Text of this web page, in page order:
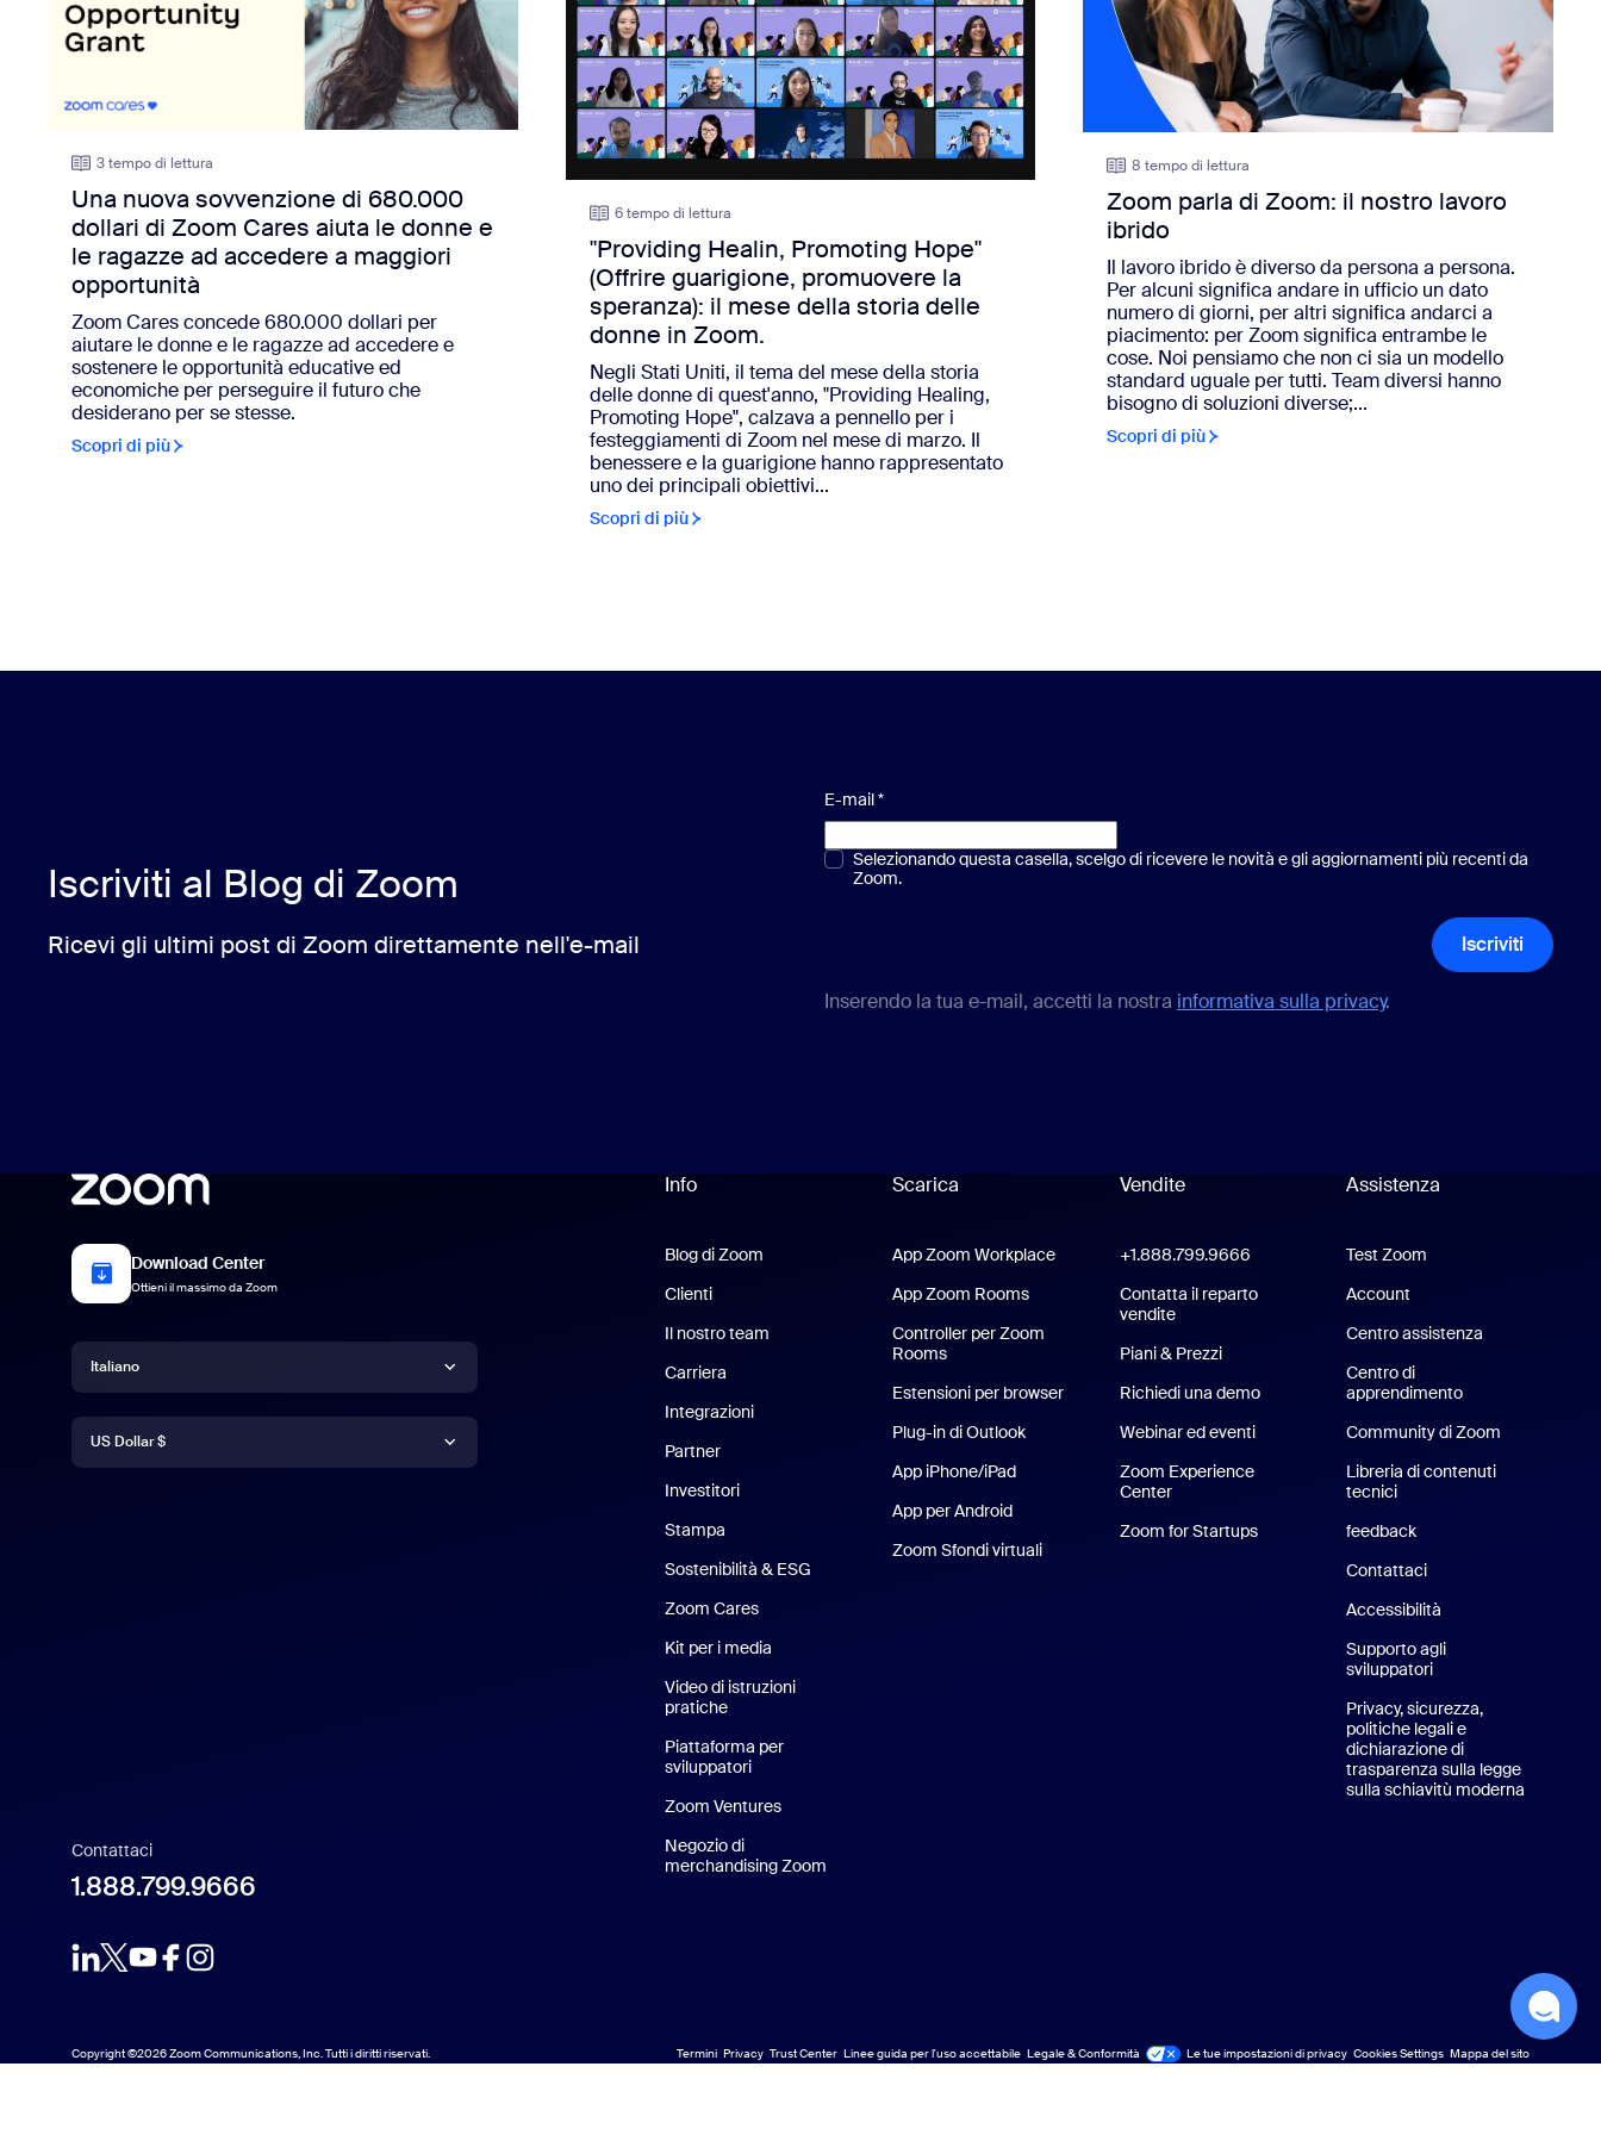
3 tempo di lettura
Una nuova sovvenzione di 680.000
dollari di Zoom Cares aiuta le donne e
le ragazze ad accedere a maggiori
opportunità
Zoom Cares concede 680.000 dollari per
aiutare le donne e le ragazze ad accedere e
sostenere le opportunità educative ed
economiche per perseguire il futuro che
desiderano per se stesse.
Scopri di più
6 tempo di lettura
"Providing Healin, Promoting Hope"
(Offrire guarigione, promuovere la
speranza): il mese della storia delle
donne in Zoom.
Negli Stati Uniti, il tema del mese della storia
delle donne di quest'anno, "Providing Healing,
Promoting Hope", calzava a pennello per i
festeggiamenti di Zoom nel mese di marzo. Il
benessere e la guarigione hanno rappresentato
uno dei principali obiettivi...
Scopri di più
8 tempo di lettura
Zoom parla di Zoom: il nostro lavoro
ibrido
Il lavoro ibrido è diverso da persona a persona.
Per alcuni significa andare in ufficio un dato
numero di giorni, per altri significa andarci a
piacimento: per Zoom significa entrambe le
cose. Noi pensiamo che non ci sia un modello
standard uguale per tutti. Team diversi hanno
bisogno di soluzioni diverse;...
Scopri di più
Iscriviti al Blog di Zoom
Ricevi gli ultimi post di Zoom direttamente nell'e-mail
E-mail*
Scelta multipla o singola *
Selezionando questa casella, scelgo di ricevere le novità e gli aggiornamenti più recenti da
Zoom.
Iscriviti
Inserendo la tua e-mail, accetti la nostra informativa sulla privacy.
Download Center
Ottieni il massimo da Zoom
Lingua
Italiano
Deutsch
日本語
Polski
Valuta
US Dollar $
Contattaci
1.888.799.9666
Info
Blog di Zoom
Clienti
Il nostro team
Carriera
Integrazioni
Partner
Investitori
Stampa
Sostenibilità & ESG
Zoom Cares
Kit per i media
Video di istruzioni
pratiche
Piattaforma per
sviluppatori
Zoom Ventures
Negozio di
merchandising Zoom
Scarica
App Zoom WorkplaceApp Zoom Workplace
App Zoom RoomsApp Zoom Rooms
Controller per Zoom
Rooms
Estensioni per browser
Plug-in di Outlook
App iPhone/iPadApp iPhone/iPad
App per AndroidApp per Android
Zoom Sfondi virtualiSfondi virtuali per Zoom
Vendite
+1.888.799.9666 Clicca per chiamare
Contatta il reparto
vendite
Piani & PrezziPiani e prezzi
Richiedi una demoChiedi una dimostrazione
Webinar ed eventi
Zoom Experience
CenterZoom Experience Center
Zoom for StartupsZoom for Startups
Assistenza
Assistenza
Test Zoom
Account
Centro assistenza
Centro di
apprendimento
Community di Zoom
Libreria di contenuti
tecnici
feedback
Contattaci
Accessibilità
Supporto agli
sviluppatori
Privacy, sicurezza,
politiche legali e
dichiarazione di
trasparenza sulla legge
sulla schiavitù moderna
Copyright ©2026 Zoom Communications, Inc. Tutti i diritti riservati. Termini Privacy Trust Center Linee guida per l'uso accettabile Legale & Conformità
Aspetti legali e conformità Le tue impostazioni di privacy Cookies Settings Mappa del sito
Mappa del sito